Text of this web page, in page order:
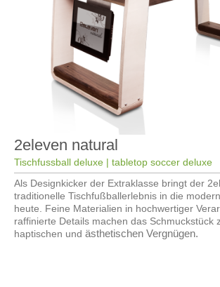
2eleven natural
Tischfussball deluxe | tabletop soccer deluxe
Als Designkicker der Extraklasse bringt der
traditionelle Tischfußballerlebnis in die
heute. Feine Materialien in hochwertiger
raffinierte Details machen das Schmuckstück
haptischen und ästhetischen Vergnügen.